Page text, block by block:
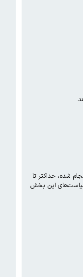
شده، حداکثر تا
این بخش